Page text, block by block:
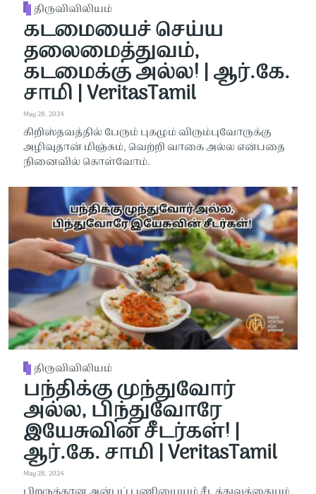
திருவிவிலியம்
கடமையைச் செய்ய
தலைமைத்துவம்,
கடமைக்கு அல்ல! | ஆர்.கே.
சாமி | VeritasTamil
May 28, 2024
கிறிஸ்தவத்தில் பேரும் புகழும் விரும்புவோருக்கு
அழிவுதான் மிஞ்சும், வெற்றி வாகை அல்ல என்பதை
நினைவில் கொள்வோம்.
திருவிவிலியம்
பந்திக்கு முந்துவோர்
அல்ல, பிந்துவோரே
இயேசுவின் சீடர்கள்! |
ஆர்.கே. சாமி | VeritasTamil
May 28, 2024